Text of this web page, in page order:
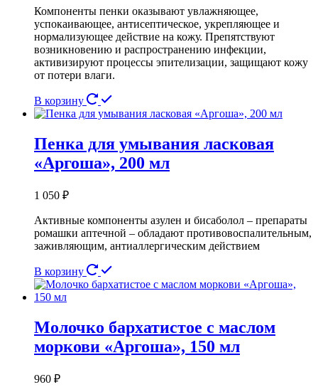
Компоненты пенки оказывают увлажняющее,
успокаивающее, антисептическое, укрепляющее и
нормализующее действие на кожу. Препятствуют
возникновению и распространению инфекции,
активизируют процессы эпителизации, защищают кожу
от потери влаги.
В корзину
Пенка для умывания ласковая
«Аргоша», 200 мл
1 050 ₽
Активные компоненты азулен и бисаболол – препараты
ромашки аптечной – обладают противовоспалительным,
заживляющим, антиаллергическим действием
В корзину
Молочко бархатистое с маслом
моркови «Аргоша», 150 мл
960 ₽